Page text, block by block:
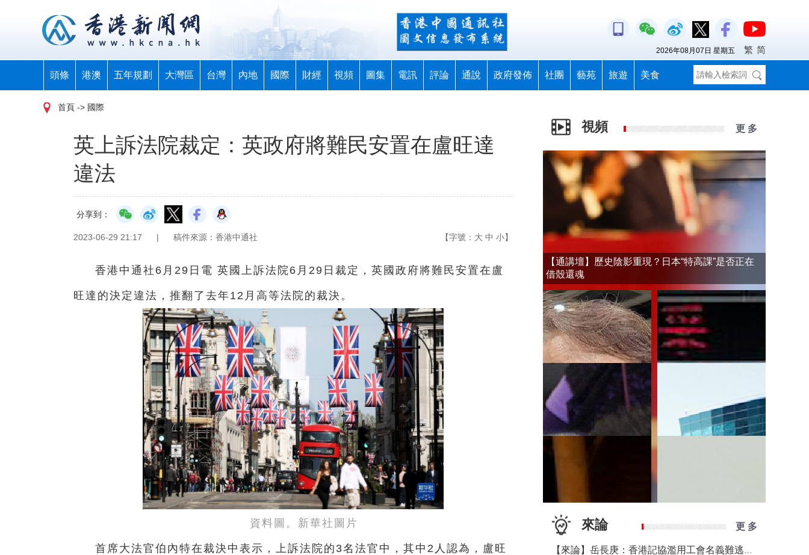
頭條 港澳 五年規劃 大灣區 台灣 內地 國際 財經 視頻 圖集 電訊 評論 通說 政府發佈 社團 藝苑 旅遊 美食
2026年08月07日 星期五 繁 简
首頁 -> 國際
英上訴法院裁定：英政府將難民安置在盧旺達
違法
分享到：
2023-06-29 21:17 | 稿件來源：香港中通社 【字號： 大 中 小】
香港中通社6月29日電 英國上訴法院6月29日裁定，英國政府將難民安置在盧
旺達的決定違法，推翻了去年12月高等法院的裁決。
資料圖。新華社圖片
首席大法官伯內特在裁決中表示，上訴法院的3名法官中，其中2人認為，盧旺
視頻 更 多
【通講壇】歷史陰影重現？日本“特高課”是否正在
借殼還魂
來論 更 多